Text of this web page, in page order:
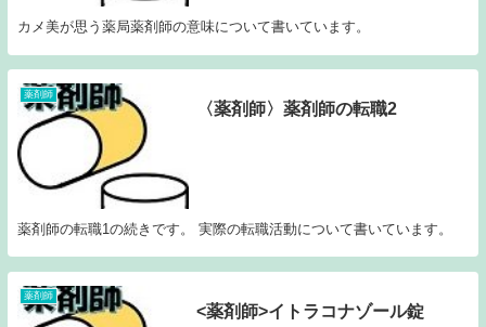
カメ美が思う薬局薬剤師の意味について書いています。
薬剤師
〈薬剤師〉薬剤師の転職2
薬剤師の転職1の続きです。 実際の転職活動について書いています。
薬剤師
<薬剤師>イトラコナゾール錠